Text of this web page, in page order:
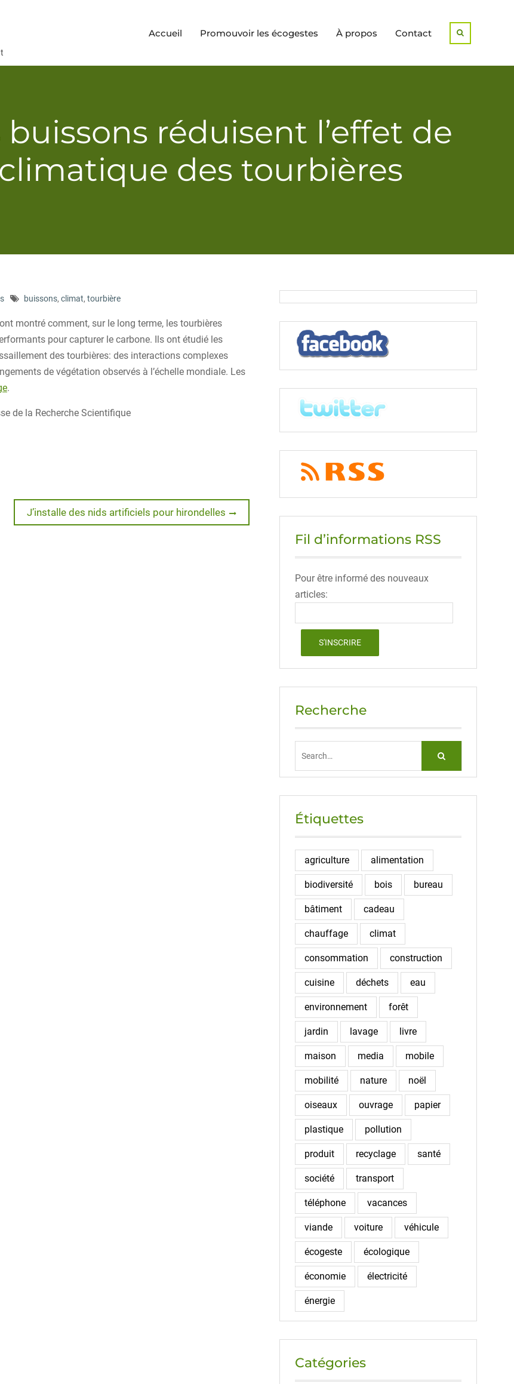
Accueil Promouvoir les écogestes À propos Contact
réduisent l’effet de
des tourbières
buissons, climat, tourbière
ont montré comment, sur le long terme, les tourbières
pour capturer le carbone. Ils ont étudié les
des tourbières: des interactions complexes
de végétation observés à l’échelle mondiale. Les
.
de la Recherche Scientifique
Next
post:
J’installe des nids artificiels pour hirondelles
Fil d’informations RSS
Pour être informé des nouveaux
articles:
Recherche
Étiquettes
agriculture alimentation
biodiversité bois bureau
bâtiment cadeau
chauffage climat
consommation construction
cuisine déchets eau
environnement forêt
jardin lavage livre
maison media mobile
mobilité nature noël
oiseaux ouvrage papier
plastique pollution
produit recyclage santé
société transport
téléphone vacances
viande voiture véhicule
écogeste écologique
économie électricité
énergie
Catégories